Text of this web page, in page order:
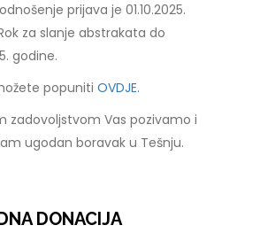
prijava je 01.10.2025.
za slanje abstrakata do
godine.
popunitiOVDJE.
zadovoljstvom Vas pozivamo i
ugodan boravak u Tešnju.
DONACIJA